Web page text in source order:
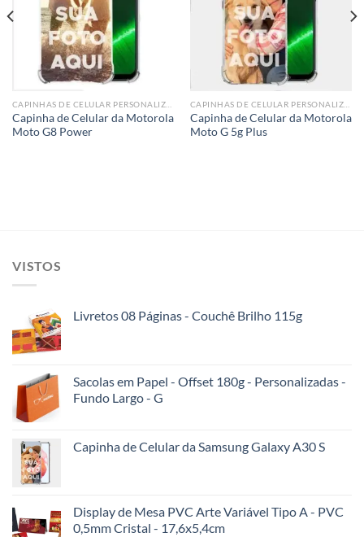
Capinha de Celular da Motorola
Moto G8 Power
Capinha de Celular da Motorola
Moto G 5g Plus
VISTOS
Livretos 08 Páginas - Couchê Brilho 115g
Sacolas em Papel - Offset 180g - Personalizadas -
Fundo Largo - G
Capinha de Celular da Samsung Galaxy A30 S
Display de Mesa PVC Arte Variável Tipo A - PVC
0,5mm Cristal - 17,6x5,4cm